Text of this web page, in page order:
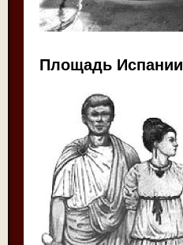
Площадь Испании